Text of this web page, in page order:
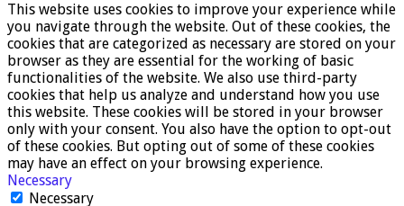
This website uses cookies to improve your experience while
you navigate through the website. Out of these cookies, the
cookies that are categorized as necessary are stored on your
browser as they are essential for the working of basic
functionalities of the website. We also use third-party
cookies that help us analyze and understand how you use
this website. These cookies will be stored in your browser
only with your consent. You also have the option to opt-out
of these cookies. But opting out of some of these cookies
may have an effect on your browsing experience.
Necessary
Necessary